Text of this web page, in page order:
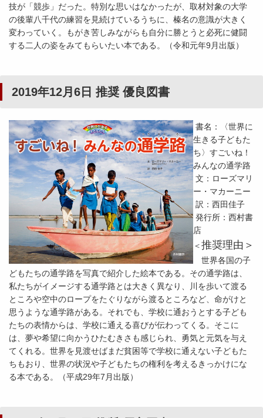
技が「競歩」だった。特別な思いはなかったが、取材対象の大学
の後輩八千代の練習を見続けているうちに、榛名の意識が大きく
変わっていく。もがき苦しみながらも自分に勝とうと必死に健闘
する二人の姿をみてもらいたい本である。（令和元年9月出版）
2019年12月6日 推奨 優良図書
書名：〈世界に
生きる子どもた
ち〉すごいね！
みんなの通学路
文：ローズマリ
ー・マカーニー
訳：西田佳子
発行所：西村書
店
＜推奨理由＞
世界各国の子
どもたちの通学路を写真で紹介した絵本である。その通学路は、
私たちがイメージする通学路とは大きく異なり、川を歩いて渡る
ところや空中のロープをたぐりながら渡るところなど、命がけと
思うような通学路がある。それでも、学校に通おうとする子ども
たちの表情からは、学校に通える喜びが伝わってくる。そこに
は、夢や希望に向かうひたむきさも感じられ、勇気と元気を与え
てくれる。世界を見渡せばまだ貧困等で学校に通えない子どもた
ちもおり、世界の状況や子どもたちの権利を考えるきっかけにな
る本である。（平成29年7月出版）